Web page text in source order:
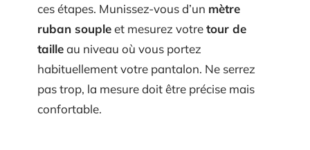
ces étapes. Munissez-vous d’un mètre
ruban soupleet mesurez votretour de
tailleau niveau où vous portez
habituellement votre pantalon. Ne serrez
pas trop, la mesure doit être précise mais
confortable.